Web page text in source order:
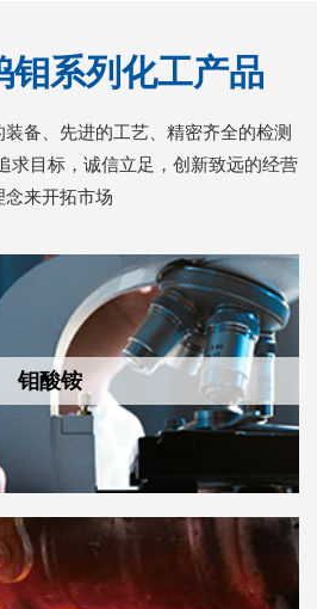
钼系列化工产品
备、先进的工艺、精密齐全的检测
求目标，诚信立足，创新致远的经营
念来开拓市场
钼酸铵